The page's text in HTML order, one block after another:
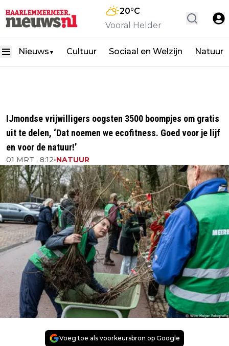
20°C
Vooral Helder
Nieuws ▼ Cultuur Sociaal en Welzijn Natuur
IJmondse vrijwilligers oogsten 3500 boompjes om gratis
uit te delen, ‘Dat noemen we ecofitness. Goed voor je lijf
en voor de natuur!’
01 MRT , 8:12•NATUUR
Voeg toe als voorkeursbron op Google